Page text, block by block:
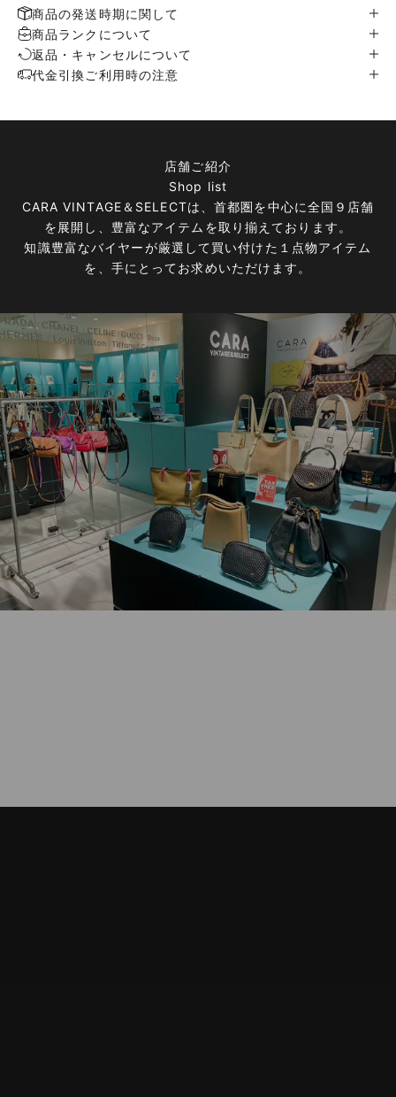
商品の発送時期に関して
商品ランクについて
返品・キャンセルについて
代金引換ご利用時の注意
店舗ご紹介
Shop list
CARA VINTAGE＆SELECTは、首都圏を中心に全国９店舗
を展開し、豊富なアイテムを取り揃えております。
知識豊富なバイヤーが厳選して買い付けた１点物アイテム
を、手にとってお求めいただけます。